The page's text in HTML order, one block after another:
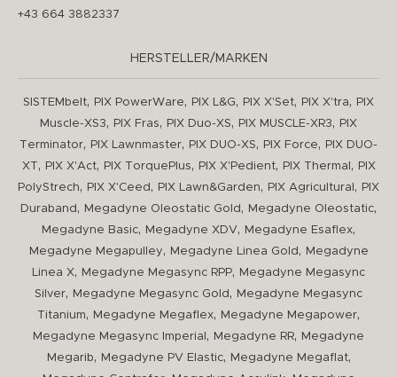
+43 664 3882337
HERSTELLER/MARKEN
SISTEMbelt, PIX PowerWare, PIX L&G, PIX X'Set, PIX X'tra,
PIX
Muscle-XS3, PIX Fras, PIX Duo-XS, PIX MUSCLE-XR3,
PIX
Terminator, PIX Lawnmaster, PIX DUO-XS, PIX Force,
PIX DUO-
XT, PIX X'Act, PIX TorquePlus, PIX X'Pedient, PIX Thermal ,
PIX
PolyStrech, PIX X'Ceed , PIX Lawn&Garden, PIX Agricultural ,
PIX
Duraband , Megadyne Oleostatic Gold , Megadyne Oleostatic,
Megadyne Basic, Megadyne XDV, Megadyne Esaflex,
Megadyne Megapulley, Megadyne Linea Gold ,
Megadyne
Linea X, Megadyne Megasync RPP,
Megadyne Megasync
Silver, Megadyne Megasync Gold ,
Megadyne Megasync
Titanium, Megadyne Megaflex, Megadyne Megapower,
Megadyne Megasync Imperial , Megadyne RR,
Megadyne
Megarib, Megadyne PV Elastic, Megadyne Megaflat,